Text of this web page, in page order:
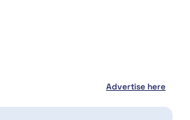
Advertise here